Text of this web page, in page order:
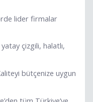
lider firmalar
çizgili, halatlı,
bütçenize uygun